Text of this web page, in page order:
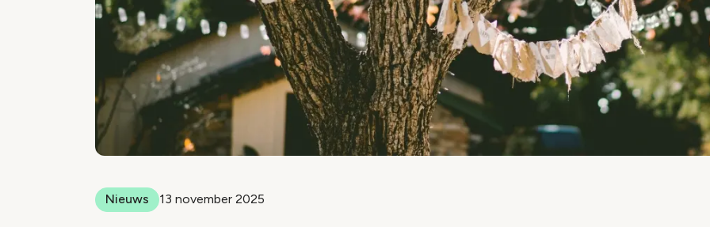
Nieuws 13 november 2025